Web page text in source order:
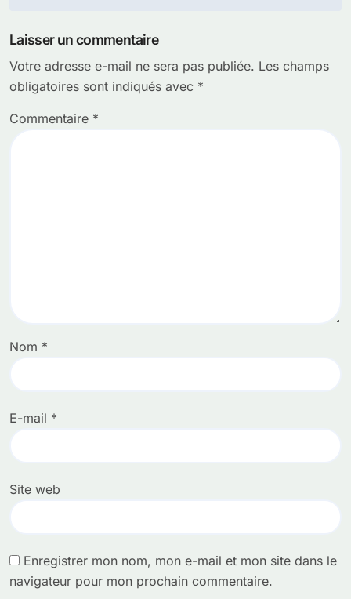
Laisser un commentaire
Votre adresse e-mail ne sera pas publiée. Les champs
obligatoires sont indiqués avec *
Commentaire *
Nom *
E-mail *
Site web
Enregistrer mon nom, mon e-mail et mon site dans le
navigateur pour mon prochain commentaire.